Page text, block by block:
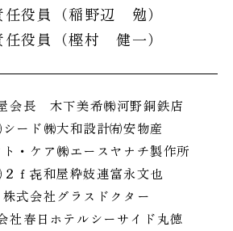
任役員（稲野辺 勉）
任役員（樫村 健一）
会長 木下美希㈱河野銅鉄店
ード㈱大和設計㈲安物産
・ケア㈱エースヤナチ製作所
ｆ 㐂和屋粋妓連富永文也
株式会社グラスドクター
社春日ホテル シーサイド丸徳